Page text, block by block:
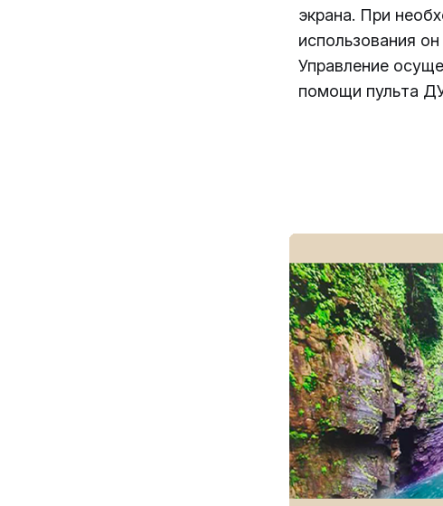
экрана. При
использования
Управление
помощи пульта